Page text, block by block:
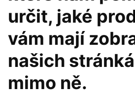
určit, jaké
vám mají
našich
mimo ně.